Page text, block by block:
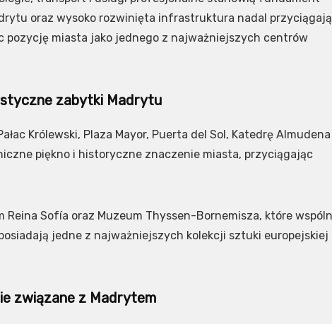
oraz wysoko rozwinięta infrastruktura nadal przyciągają
miasta jako jednego z najważniejszych centrów
zabytki Madrytu
Królewski, Plaza Mayor, Puerta del Sol, Katedrę Almudena
piękno i historyczne znaczenie miasta, przyciągając
Reina Sofía oraz Muzeum Thyssen-Bornemisza, które
jedne z najważniejszych kolekcji sztuki europejskiej
związane z Madrytem